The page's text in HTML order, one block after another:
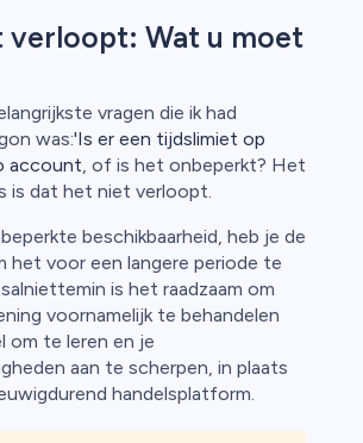
verloopt: Wat u moet
vragen die ik had
was:'Is er een tijdslimiet op
account, of is het onbeperkt? Het
is dat het niet verloopt.
beschikbaarheid, heb je de
het voor een langere periode te
is het raadzaam om
voornamelijk te behandelen
om te leren en je
aan te scherpen, in plaats
handelsplatform.